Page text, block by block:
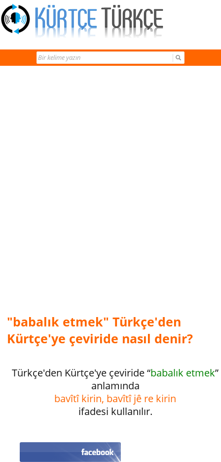
"babalık etmek" Türkçe'den
Kürtçe'ye çeviride nasıl denir?
Türkçe'den Kürtçe'ye çeviride “babalık etmek”
anlamında
bavîtî kirin, ba­vîtî jê re kirin
ifadesi kullanılır.